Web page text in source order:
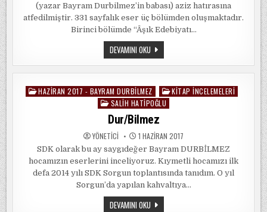
(yazar Bayram Durbilmez’in babası) aziz hatırasına
atfedilmiştir. 331 sayfalık eser üç bölümden oluşmaktadır.
Birinci bölümde “Âşık Edebiyatı…
DEVAMINI OKUKITAP
İNCELEMESI:
“ÂŞIK
EDEBIYATI
TAŞPINARLI
HALK
ŞAIRLERI”
/
BAYRAM
DURBILMEZ
Posted
HAZIRAN 2017 - BAYRAM DURBILMEZ
KITAP İNCELEMELERI
SALIH HATIPOĞLU
Dur/Bilmez
YÖNETICI 1 HAZIRAN 2017
SDK olarak bu ay saygıdeğer Bayram DURBİLMEZ
hocamızın eserlerini inceliyoruz. Kıymetli hocamızı ilk
defa 2014 yılı SDK Sorgun toplantısında tanıdım. O yıl
Sorgun’da yapılan kahvaltıya…
DEVAMINI OKUDUR/BILMEZ